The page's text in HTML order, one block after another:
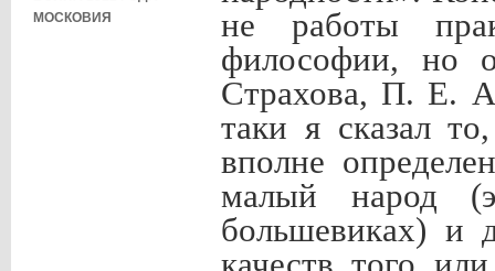
МОСКОВИЯ
не работы
философии, но
Страхова, П. Е.
таки я сказал
вполне
малый народ
большевиках) и